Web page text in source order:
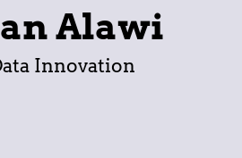
Alawi
Innovation